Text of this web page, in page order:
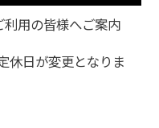
用の皆様へご案内
休日が変更となりま